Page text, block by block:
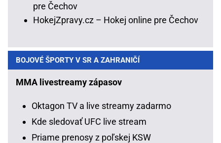
pre Čechov
HokejZpravy.cz – Hokej online pre Čechov
BOJOVÉ ŠPORTY V SR A ZAHRANIČÍ
MMA livestreamy zápasov
Oktagon TV a live streamy zadarmo
Kde sledovať UFC live stream
Priame prenosy z poľskej KSW